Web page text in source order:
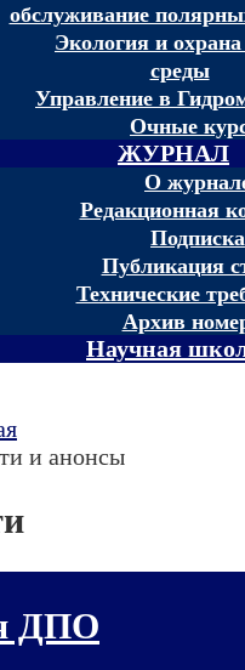
обслуживание
Экология и
среды
Управление в
Очные
ЖУРНАЛ
О
Редакционная
Подписка
Публикация
Технические
Архив
Научная
и анонсы
ДПО